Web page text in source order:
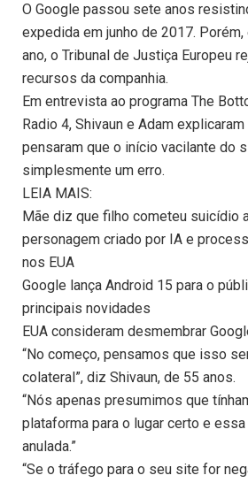
O Google passou sete anos
expedida em junho de 2017.
ano, o Tribunal de Justiça Europeu
recursos da companhia.
Em entrevista ao programa The
Radio 4, Shivaun e Adam
pensaram que o início vacilante do
simplesmente um erro.
LEIA MAIS:
Mãe diz que filho cometeu suicídio
personagem criado por IA e
nos EUA
Google lança Android 15 para o
principais novidades
EUA consideram desmembrar
“No começo, pensamos que isso
colateral”, diz Shivaun, de 55 anos.
“Nós apenas presumimos que
plataforma para o lugar certo e
anulada.”
“Se o tráfego para o seu site for